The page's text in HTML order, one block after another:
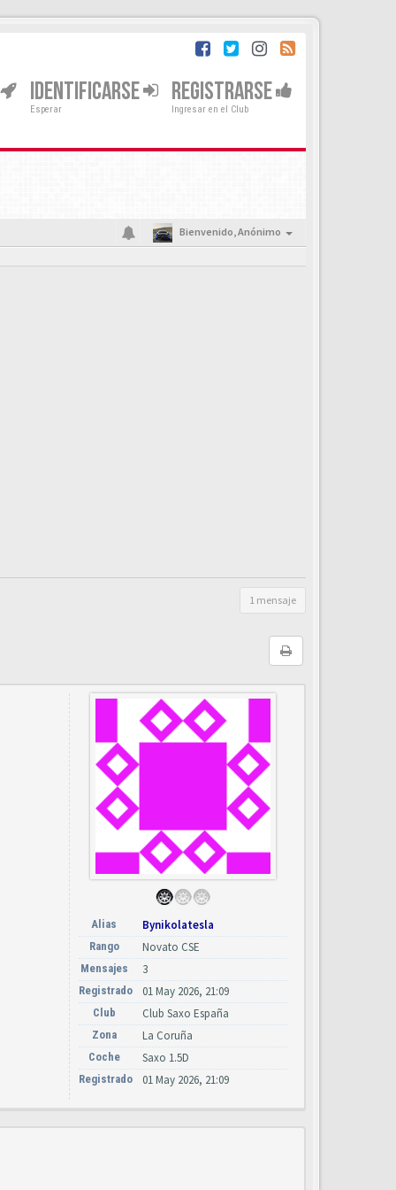
IDENTIFICARSE
Esperar
REGISTRARSE
Ingresar en el Club
Bienvenido,Anónimo
1 mensaje
Alias Bynikolatesla
Rango Novato CSE
Mensajes 3
Registrado 01 May 2026, 21:09
Club Club Saxo España
Zona La Coruña
Coche Saxo 1.5D
Registrado 01 May 2026, 21:09